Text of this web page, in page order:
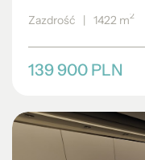
Zazdrość 1422 m2
139 900 PLN